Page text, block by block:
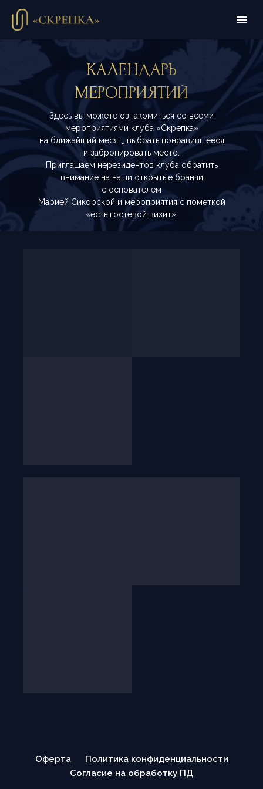
Здесь вы можете ознакомиться со всеми
мероприятиями клуба «Скрепка»
на ближайший месяц, выбрать понравившееся
и забронировать место.
Приглашаем нерезидентов клуба обратить
внимание на наши открытые бранчи
с основателем
Марией Сикорской и мероприятия с пометкой
«есть гостевой визит».
КАЛЕНДАРЬ
МЕРОПРИЯТИЙ
Оферта
Политика конфиденциальности
Согласие на обработку ПД